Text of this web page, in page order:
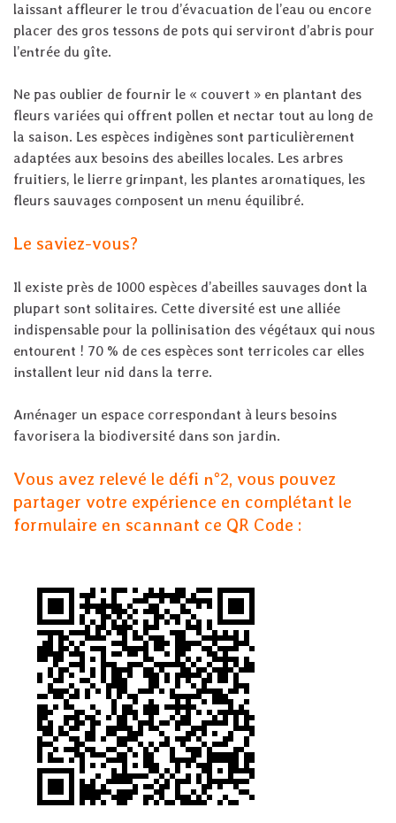
laissant affleurer le trou d’évacuation de l’eau ou encore
placer des gros tessons de pots qui serviront d’abris pour
l’entrée du gîte.
Ne pas oublier de fournir le « couvert » en plantant des
fleurs variées qui offrent pollen et nectar tout au long de
la saison. Les espèces indigènes sont particulièrement
adaptées aux besoins des abeilles locales. Les arbres
fruitiers, le lierre grimpant, les plantes aromatiques, les
fleurs sauvages composent un menu équilibré.
Le saviez-vous?
Il existe près de 1000 espèces d’abeilles sauvages dont la
plupart sont solitaires. Cette diversité est une alliée
indispensable pour la pollinisation des végétaux qui nous
entourent ! 70 % de ces espèces sont terricoles car elles
installent leur nid dans la terre.
Aménager un espace correspondant à leurs besoins
favorisera la biodiversité dans son jardin.
Vous avez relevé le défi n°2, vous pouvez
partager votre expérience en complétant le
formulaire en scannant ce QR Code :